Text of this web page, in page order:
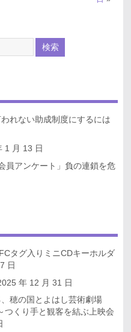
れない助成制度にするには
1 月 13 日
員アンケート」負の連鎖を危
タグ入りミニCDキーホルダ
日
年 12 月 31 日
穂の国とよはし芸術劇場
つくり手と観客を結ぶ上映会